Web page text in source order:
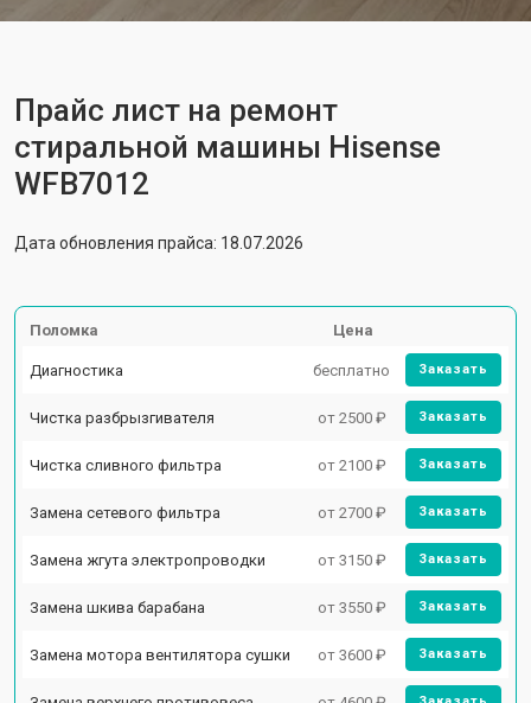
Прайс лист на ремонт
стиральной машины Hisense
WFB7012
Дата обновления прайса: 18.07.2026
Поломка Цена
Диагностика бесплатно Заказать
Чистка разбрызгивателя от 2500 ₽ Заказать
Чистка сливного фильтра от 2100 ₽ Заказать
Замена сетевого фильтра от 2700 ₽ Заказать
Замена жгута электропроводки от 3150 ₽ Заказать
Замена шкива барабана от 3550 ₽ Заказать
Замена мотора вентилятора сушки от 3600 ₽ Заказать